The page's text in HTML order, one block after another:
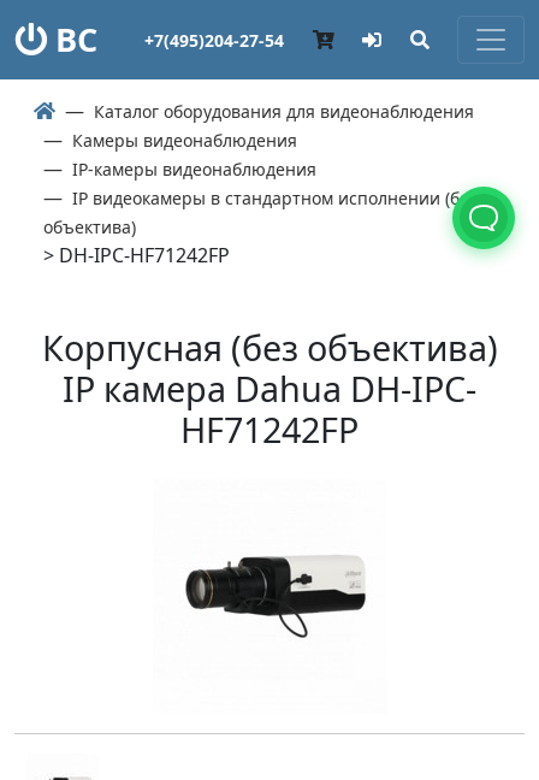
ВС +7(495)204-27-54
Каталог оборудования для видеонаблюдения
Камеры видеонаблюдения
IP-камеры видеонаблюдения
IP видеокамеры в стандартном исполнении (без
объектива)
> DH-IPC-HF71242FP
Корпусная (без объектива)
IP камера Dahua DH-IPC-
HF71242FP